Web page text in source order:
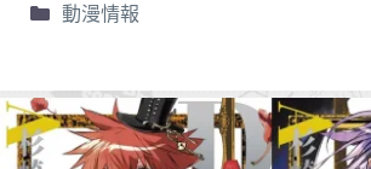
動漫情報